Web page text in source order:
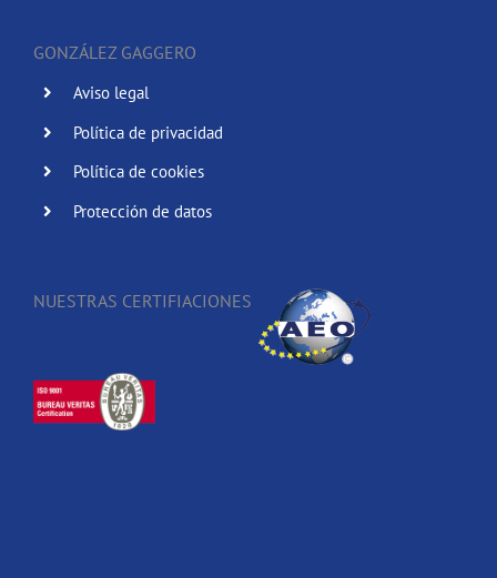
GONZÁLEZ GAGGERO
Aviso legal
Política de privacidad
Política de cookies
Protección de datos
NUESTRAS CERTIFIACIONES